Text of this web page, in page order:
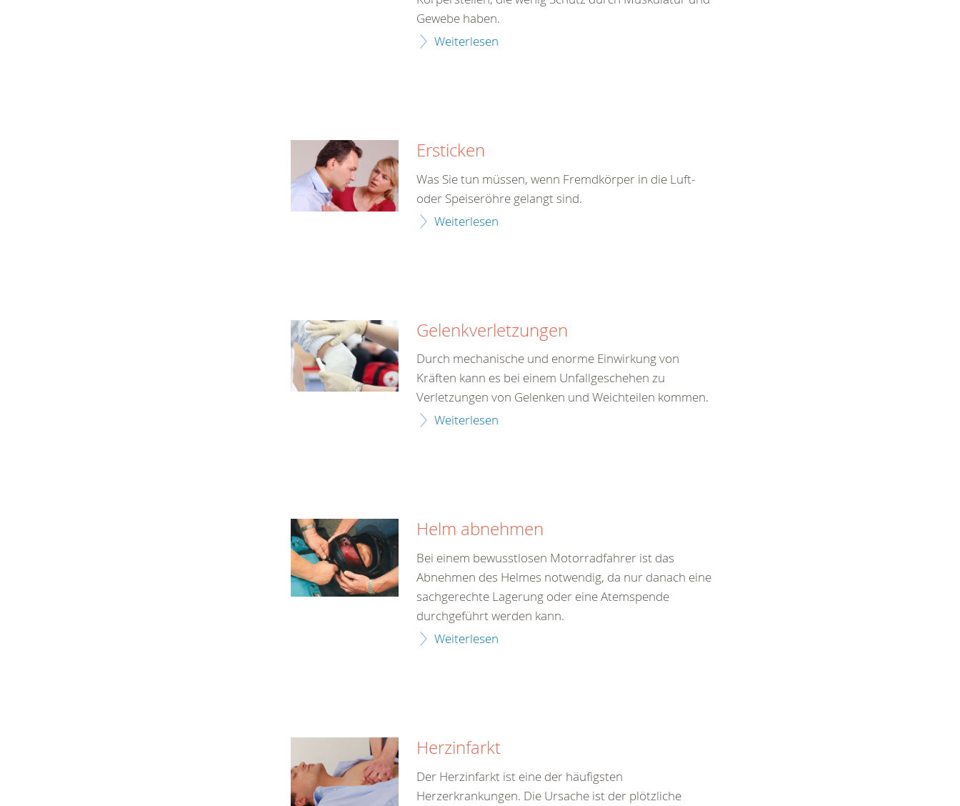
Gewebe haben.
Weiterlesen
Ersticken
Was Sie tun müssen, wenn Fremdkörper in die Luft-
oder Speiseröhre gelangt sind.
Weiterlesen
Gelenkverletzungen
Durch mechanische und enorme Einwirkung von
Kräften kann es bei einem Unfallgeschehen zu
Verletzungen von Gelenken und Weichteilen kommen.
Weiterlesen
Helm abnehmen
Bei einem bewusstlosen Motorradfahrer ist das
Abnehmen des Helmes notwendig, da nur danach eine
sachgerechte Lagerung oder eine Atemspende
durchgeführt werden kann.
Weiterlesen
Herzinfarkt
Der Herzinfarkt ist eine der häufigsten
Herzerkrankungen. Die Ursache ist der plötzliche